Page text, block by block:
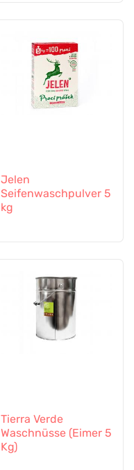
Jelen
Seifenwaschpulver 5
kg
Tierra Verde
Waschnüsse (Eimer 5
Kg)